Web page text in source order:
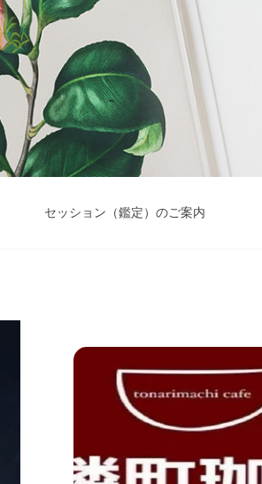
セッション（鑑定）のご案内